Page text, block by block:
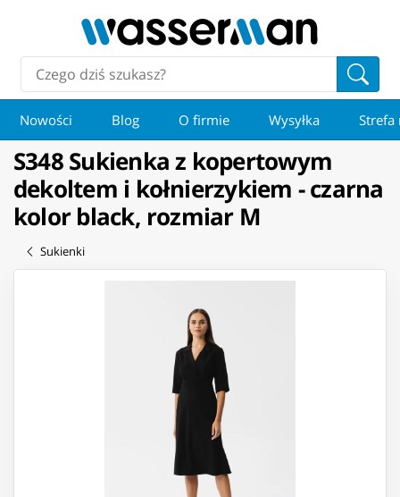
Nowości Blog O firmie Wysyłka Strefa
S348 Sukienka z kopertowym
dekoltem i kołnierzykiem - czarna
kolor black, rozmiar M
Sukienki